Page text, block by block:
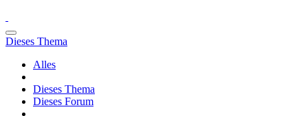
Dieses Thema
Alles
Dieses Thema
Dieses Forum